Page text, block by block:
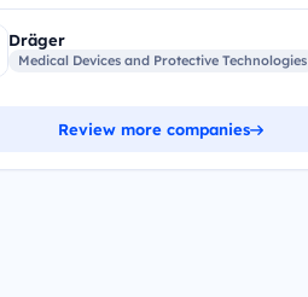
Dräger
Medical Devices and Protective Technologies
Review more companies